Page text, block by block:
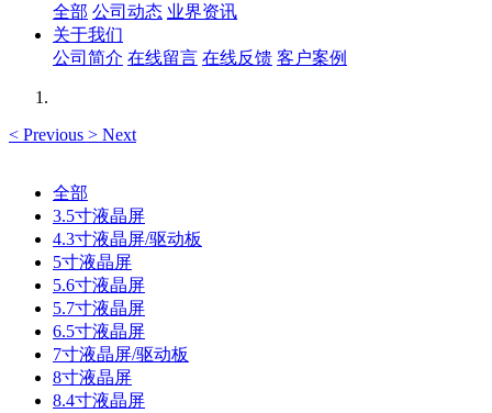
全部 公司动态 业界资讯
关于我们
公司简介 在线留言 在线反馈 客户案例
< Previous > Next
全部
3.5寸液晶屏
4.3寸液晶屏/驱动板
5寸液晶屏
5.6寸液晶屏
5.7寸液晶屏
6.5寸液晶屏
7寸液晶屏/驱动板
8寸液晶屏
8.4寸液晶屏